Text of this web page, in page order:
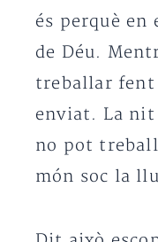
és perquè en
de Déu.
treballar fent
enviat. La nit
no pot
món soc la